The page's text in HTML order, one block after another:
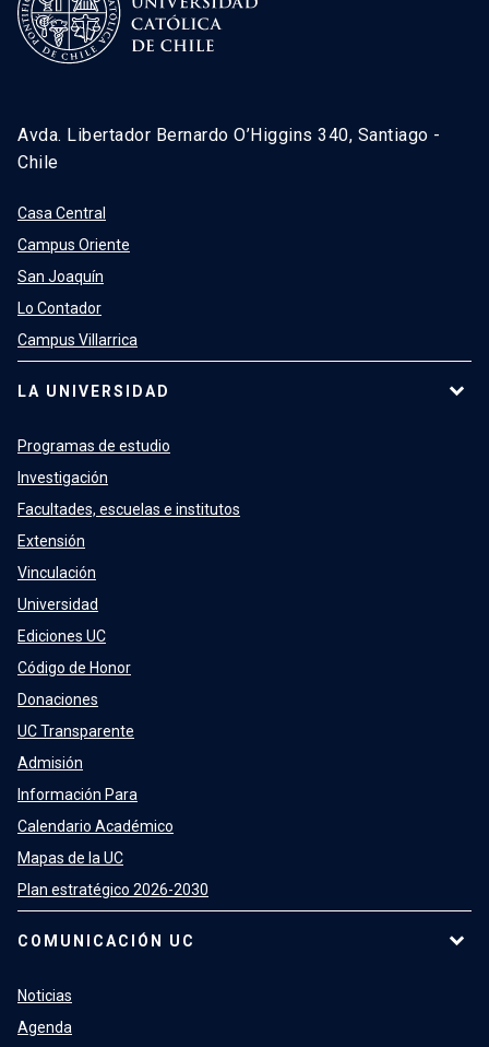
Avda. Libertador Bernardo O’Higgins 340, Santiago -
Chile
Casa Central
Campus Oriente
San Joaquín
Lo Contador
Campus Villarrica
LA UNIVERSIDAD
Programas de estudio
Investigación
Facultades, escuelas e institutos
Extensión
Vinculación
Universidad
Ediciones UC
Código de Honor
Donaciones
UC Transparente
Admisión
Información Para
Calendario Académico
Mapas de la UC
Plan estratégico 2026-2030
COMUNICACIÓN UC
Noticias
Agenda